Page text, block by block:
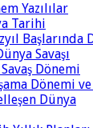
Yazılılar
Tarihi
Başlarında
Savaşı
Dönemi
Dönemi ve
Dünya